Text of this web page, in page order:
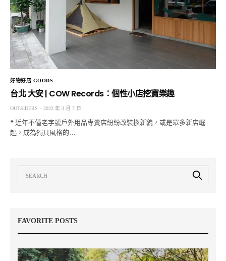
好物好店 GOODS
台北 大安 | COW Records：個性小店挖寶樂趣
OUTSIDERS 2022 年 3 月 7 日
❝ 近年不僅老字號戶外用品專賣店紛紛改裝換新貌，或是眾多新店崛
起，成為獨具風格的…
FAVORITE POSTS